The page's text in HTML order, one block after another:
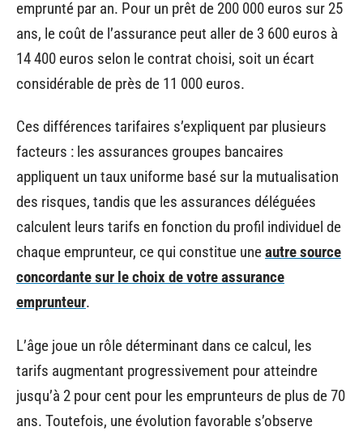
emprunté par an. Pour un prêt de 200 000 euros sur 25
ans, le coût de l’assurance peut aller de 3 600 euros à
14 400 euros selon le contrat choisi, soit un écart
considérable de près de 11 000 euros.
Ces différences tarifaires s’expliquent par plusieurs
facteurs : les assurances groupes bancaires
appliquent un taux uniforme basé sur la mutualisation
des risques, tandis que les assurances déléguées
calculent leurs tarifs en fonction du profil individuel de
chaque emprunteur, ce qui constitue uneautre source
concordante sur le choix de votre assurance
emprunteur.
L’âge joue un rôle déterminant dans ce calcul, les
tarifs augmentant progressivement pour atteindre
jusqu’à 2 pour cent pour les emprunteurs de plus de 70
ans. Toutefois, une évolution favorable s’observe